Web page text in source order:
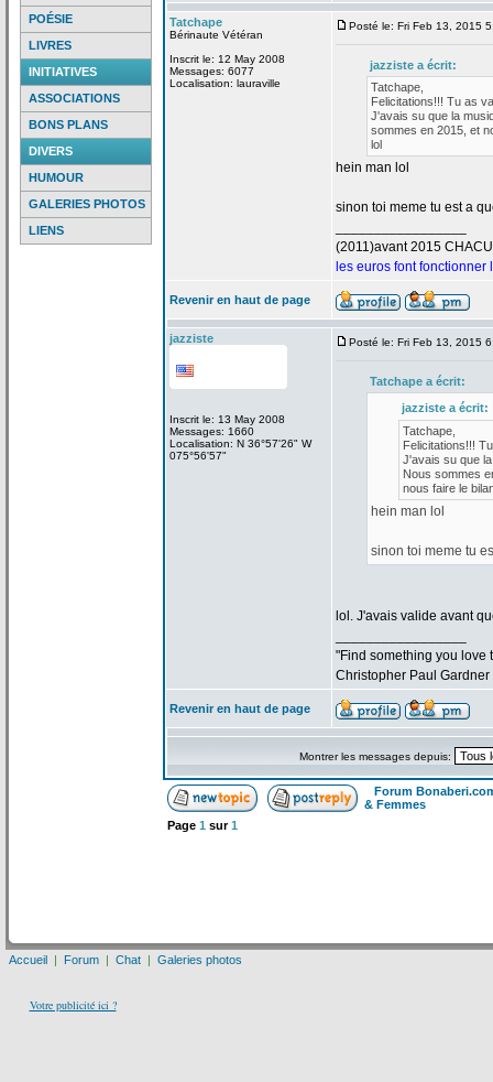
POÉSIE
LIVRES
INITIATIVES
ASSOCIATIONS
BONS PLANS
DIVERS
HUMOUR
GALERIES PHOTOS
LIENS
Tatchape
Bérinaute Vétéran
Inscrit le: 12 May 2008
Messages: 6077
Localisation: lauraville
Posté le: Fri Feb 13, 2015
jazziste a écrit:
Tatchape,
Felicitations!!! Tu as
J'avais su que la
sommes en 2015, et
lol
hein man lol
sinon toi meme tu est a
(2011)avant 2015
les euros font fonctionner
Revenir en haut de page
jazziste
Inscrit le: 13 May 2008
Messages: 1660
Localisation: N 36°57'26" W
075°56'57"
Posté le: Fri Feb 13, 2015
Tatchape a écrit:
jazziste aécrit:
Tatchape,
Felicitations!!!
J'avais su que la
Nous sommes
nous faire le
hein man lol
sinon toi meme tu
lol. J'avais valide avant
"Find something you love
Christopher Paul Gardner
Revenir en haut de page
Montrer les messages depuis:
Forum
& Femmes
Page 1 sur1
Accueil | Forum | Chat | Galeries photos
Votre publicité ici ?